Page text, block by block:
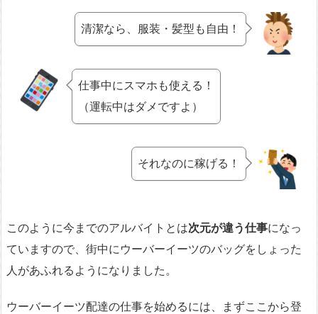
清潔なら、服装・髪型も自由！
仕事中にスマホも使える！
（運転中はダメですよ）
それなのに稼げる！
このように今までのアルバイトとは次元が違う仕事になっ
ていますので、街中にウーバーイーツのバッグをしょった
人があふれるようになりました。
ウーバーイーツ配達の仕事を始めるには、まずここから登